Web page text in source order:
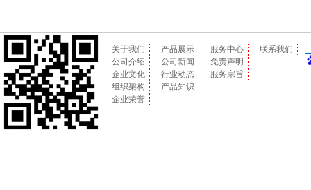
关于我们
公司介绍
企业文化
组织架构
企业荣誉
产品展示
公司新闻
行业动态
产品知识
服务中心
免责声明
服务宗旨
联系我们